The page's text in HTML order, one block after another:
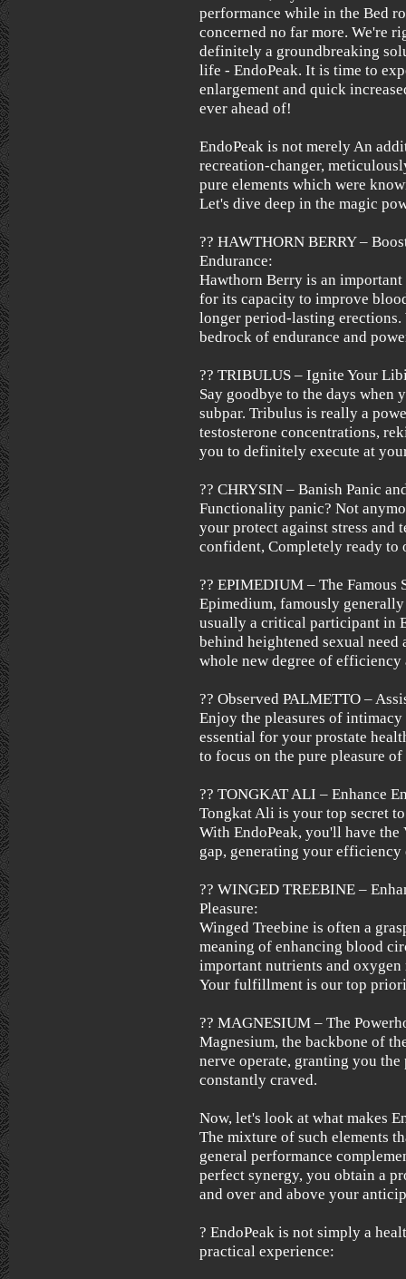
performance while in the Bed
concerned no far more. We're
definitely a groundbreaking
life - EndoPeak. It is time to
enlargement and quick
ever ahead of!
EndoPeak is not merely An
recreation-changer,
pure elements which were
Let's dive deep in the magic
?? HAWTHORN BERRY –
Endurance:
Hawthorn Berry is an
for its capacity to improve
longer period-lasting
bedrock of endurance and
?? TRIBULUS – Ignite Your
Say goodbye to the days when
subpar. Tribulus is really a
testosterone concentrations,
you to definitely execute at
?? CHRYSIN – Banish Panic
Functionality panic? Not
your protect against stress and
confident, Completely ready to
?? EPIMEDIUM – The Famous
Epimedium, famously
usually a critical participant in
behind heightened sexual need
whole new degree of efficiency
?? Observed PALMETTO –
Enjoy the pleasures of
essential for your prostate
to focus on the pure pleasure
?? TONGKAT ALI – Enhance
Tongkat Ali is your top secret
With EndoPeak, you'll have
gap, generating your
?? WINGED TREEBINE –
Pleasure:
Winged Treebine is often a
meaning of enhancing blood
important nutrients and oxygen
Your fulfillment is our top
?? MAGNESIUM – The
Magnesium, the backbone of
nerve operate, granting you
constantly craved.
Now, let's look at what makes
The mixture of such elements
general performance
perfect synergy, you obtain a
and over and above your
? EndoPeak is not simply a
practical experience: